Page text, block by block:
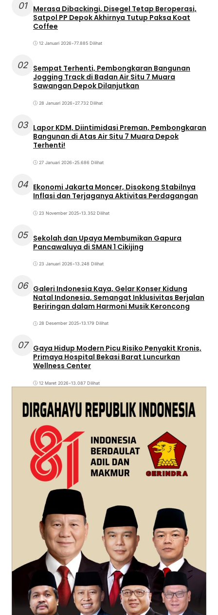
01
Merasa Dibackingi, Disegel Tetap Beroperasi,
Satpol PP Depok Akhirnya Tutup Paksa Koat
Coffee
12 Januari 2026•77.885 Dilihat
02 Sempat Terhenti, Pembongkaran Bangunan
Jogging Track di Badan Air Situ 7 Muara
Sawangan Depok Dilanjutkan
28 Januari 2026•27.732 Dilihat
03 Lapor KDM, Diintimidasi Preman, Pembongkaran
Bangunan di Atas Air Situ 7 Muara Depok
Terhenti!
27 Januari 2026•25.686 Dilihat
04 Ekonomi Jakarta Moncer, Disokong Stabilnya
Inflasi dan Terjaganya Aktivitas Perdagangan
23 November 2025•13.352 Dilihat
05 Sekolah dan Upaya Membumikan Gapura
Pancawaluya di SMAN 1 Cikijing
23 Januari 2026•13.248 Dilihat
06 Galeri Indonesia Kaya, Gelar Konser Kidung
Natal Indonesia, Semangat Inklusivitas Berjalan
Beriringan dalam Harmoni Musik Keroncong
28 Desember 2025•13.179 Dilihat
07
Gaya Hidup Modern Picu Risiko Penyakit Kronis,
Primaya Hospital Bekasi Barat Luncurkan
Wellness Center
12 Maret 2026•13.087 Dilihat